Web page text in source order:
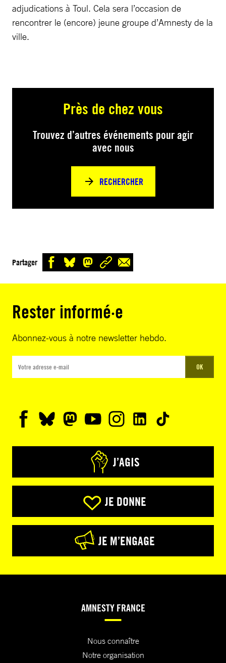
adjudications à Toul. Cela sera l’occasion de
rencontrer le (encore) jeune groupe d’Amnesty de la
ville.
Près de chez vous
Trouvez d’autres événements pour agir
avec nous
RECHERCHER
Partager
Rester informé·e
Abonnez-vous à notre newsletter hebdo.
OK
J’AGIS
JE DONNE
JE M’ENGAGE
AMNESTY FRANCE
Nous connaître
Notre organisation